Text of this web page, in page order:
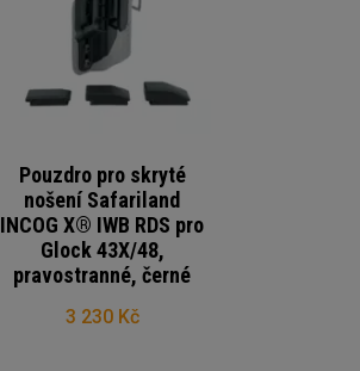
Pouzdro pro skryté
nošení Safariland
INCOG X® IWB RDS pro
Glock 43X/48,
pravostranné, černé
3 230 Kč